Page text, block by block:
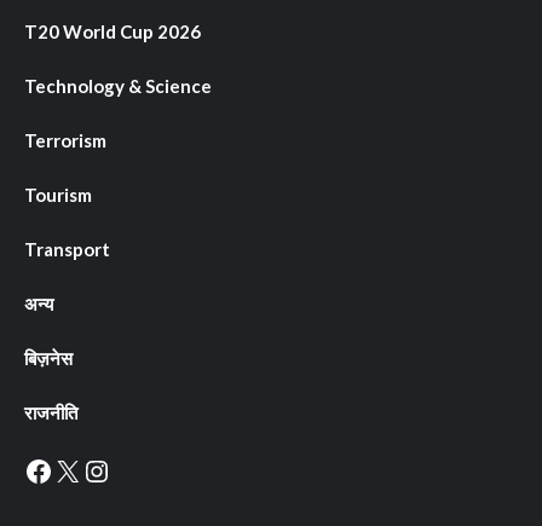
T20 World Cup 2026
Technology & Science
Terrorism
Tourism
Transport
अन्य
बिज़नेस
राजनीति
Facebook
X Instagram